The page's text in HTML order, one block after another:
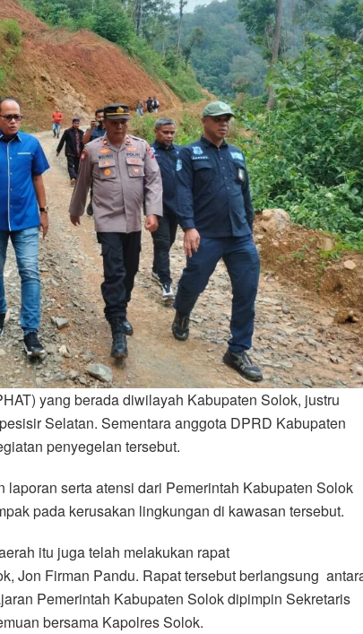
yang berada diwilayah Kabupaten Solok, justru
Selatan. Sementara anggota DPRD Kabupaten
penyegelan tersebut.
serta atensi dari Pemerintah Kabupaten Solok
pada kerusakan lingkungan di kawasan tersebut.
itu juga telah melakukan rapat
Jon Firman Pandu. Rapat tersebut berlangsung
Pemerintah Kabupaten Solok dipimpin Sekretaris
bersama Kapolres Solok.